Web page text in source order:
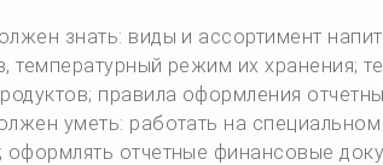
знать: виды и ассортимент
температурный режим их хранения;
правила оформления
уметь: работать на
оформлять отчетные финансовые